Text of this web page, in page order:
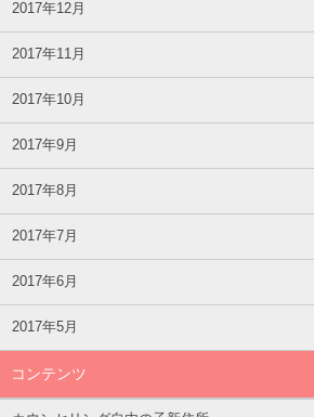
2017年12月
2017年11月
2017年10月
2017年9月
2017年8月
2017年7月
2017年6月
2017年5月
コンテンツ